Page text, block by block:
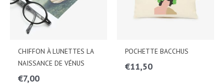
CHIFFON À LUNETTES LA
NAISSANCE DE VÉNUS
€7,00
POCHETTE BACCHUS
€11,50